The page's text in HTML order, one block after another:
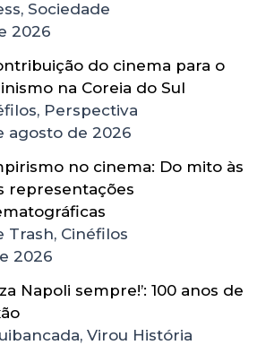
Sociedade
2026
do cinema para o
na Coreia do Sul
Perspectiva
agosto de 2026
no cinema: Do mito às
representações
Trash, Cinéfilos
2026
Napoli sempre!’: 100 anos de
Virou História